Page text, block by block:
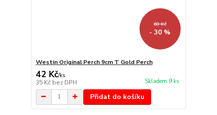
60 Kč
- 30 %
Westin Original Perch 9cm T Gold Perch
42 Kč/ks
35 Kč bez DPH Skladem 9 ks
Přidat do košíku